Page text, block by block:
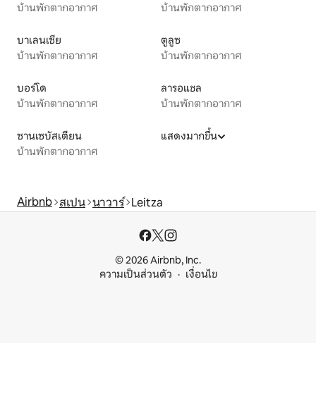
บ้านพักตากอากาศ
บ้านพักตากอากาศ
บาเลนเซีย
บ้านพักตากอากาศ
ตูลูซ
บ้านพักตากอากาศ
บอร์โด
บ้านพักตากอากาศ
ลารอแชล
บ้านพักตากอากาศ
ซานเซบัสเตียน
บ้านพักตากอากาศ
แสดงมากขึ้น
Airbnb สเปน นาวาร์ Leitza
© 2026 Airbnb, Inc.
ความเป็นส่วนตัว
เงื่อนไข